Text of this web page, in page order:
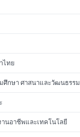
ไทย
ศึกษา ศาสนาและวัฒนธรรม
านอาชีพและเทคโนโลยี